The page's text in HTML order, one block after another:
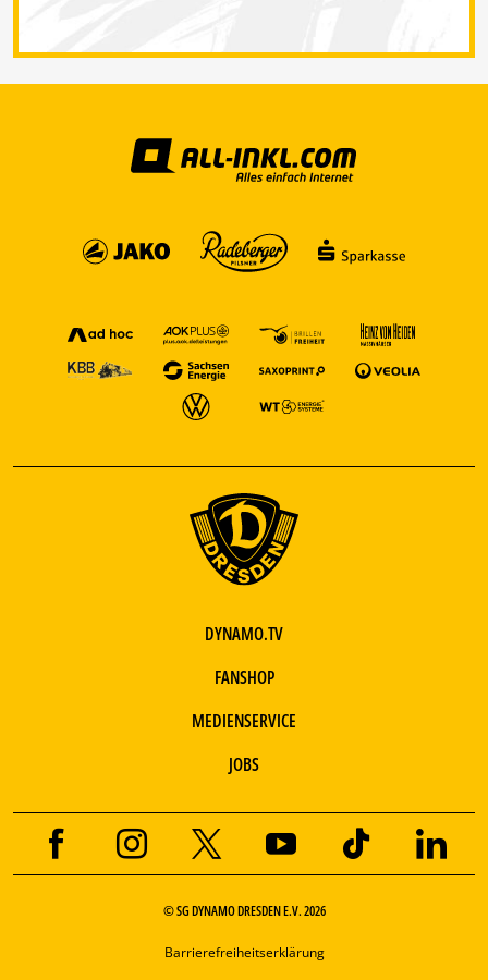
DYNAMO.TV
FANSHOP
MEDIENSERVICE
JOBS
© SG DYNAMO DRESDEN E.V. 2026
Barrierefreiheitserklärung